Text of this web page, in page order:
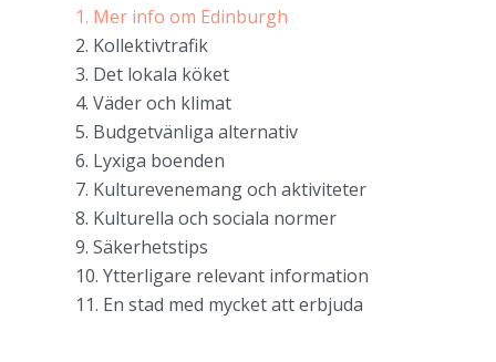
Mer info om Edinburgh
Kollektivtrafik
Det lokala köket
Väder och klimat
Budgetvänliga alternativ
Lyxiga boenden
Kulturevenemang och aktiviteter
Kulturella och sociala normer
Säkerhetstips
Ytterligare relevant information
En stad med mycket att erbjuda